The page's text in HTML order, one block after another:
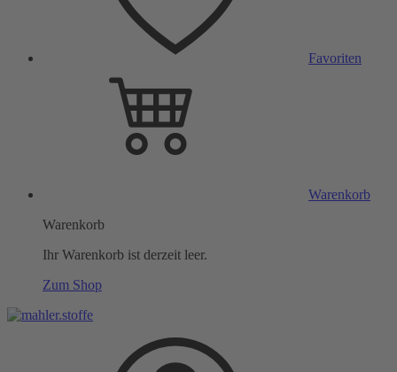
Favoriten
Warenkorb
Warenkorb
Ihr Warenkorb ist derzeit leer.
Zum Shop